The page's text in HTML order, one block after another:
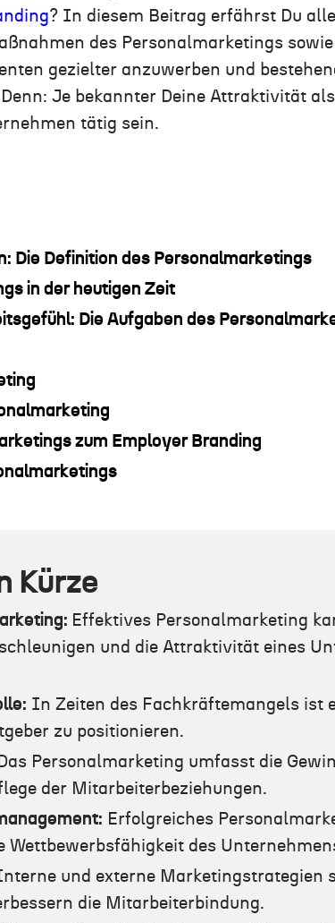
? In diesem Beitrag erfährst Du
des Personalmarketings
gezielter anzuwerben und
Denn: Je bekannter Deine Attraktivität als
nehmen tätig sein.
Die Definition des Personalmarketings
in der heutigen Zeit
Die Aufgaben des
zum Employer Branding
Kürze
Effektives Personalmarketing
und die Attraktivität eines
In Zeiten des Fachkräftemangels ist
zu positionieren.
Das Personalmarketing umfasst die
der Mitarbeiterbeziehungen.
Erfolgreiches
Wettbewerbsfähigkeit des
und externe Marketingstrategien
die Mitarbeiterbindung.